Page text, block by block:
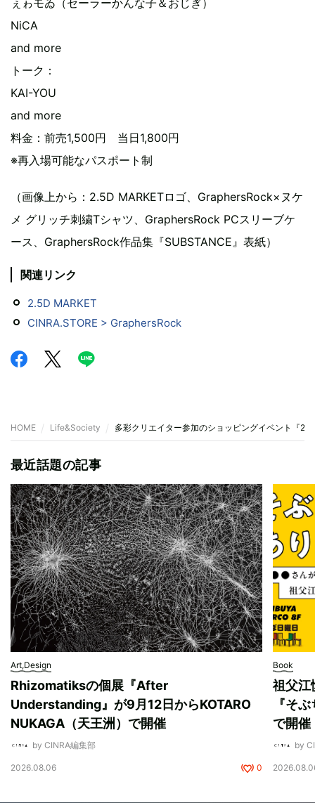
ぇゎモゐ（セーラーかんな子＆おじぎ）
NiCA
and more
トーク：
KAI-YOU
and more
料金：前売1,500円 当日1,800円
※再入場可能なパスポート制
（画像上から：2.5D MARKETロゴ、GraphersRock×ヌケ
メ グリッチ刺繍Tシャツ、GraphersRock PCスリーブケ
ース、GraphersRock作品集『SUBSTANCE』表紙）
関連リンク
2.5D MARKET
CINRA.STORE > GraphersRock
HOME Life&Society 多彩クリエイター参加のショッピングイベント『
最近話題の記事
Art,Design
Rhizomatiksの個展『After
Understanding』が9月12日からKOTARO
NUKAGA（天王洲）で開催
by CINRA編集部
2026.08.06 0
Book
祖父江
『そ
で開催
by